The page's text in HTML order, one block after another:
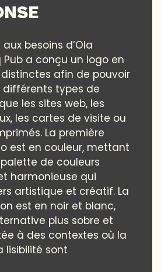
besoins d’Ola
Pub a conçu un logo en
afin de pouvoir
différents types de
les sites web, les
les cartes de visite ou
La première
est en couleur, mettant
de couleurs
harmonieuse qui
artistique et créatif. La
est en noir et blanc,
plus sobre et
à des contextes où la
lisibilité sont